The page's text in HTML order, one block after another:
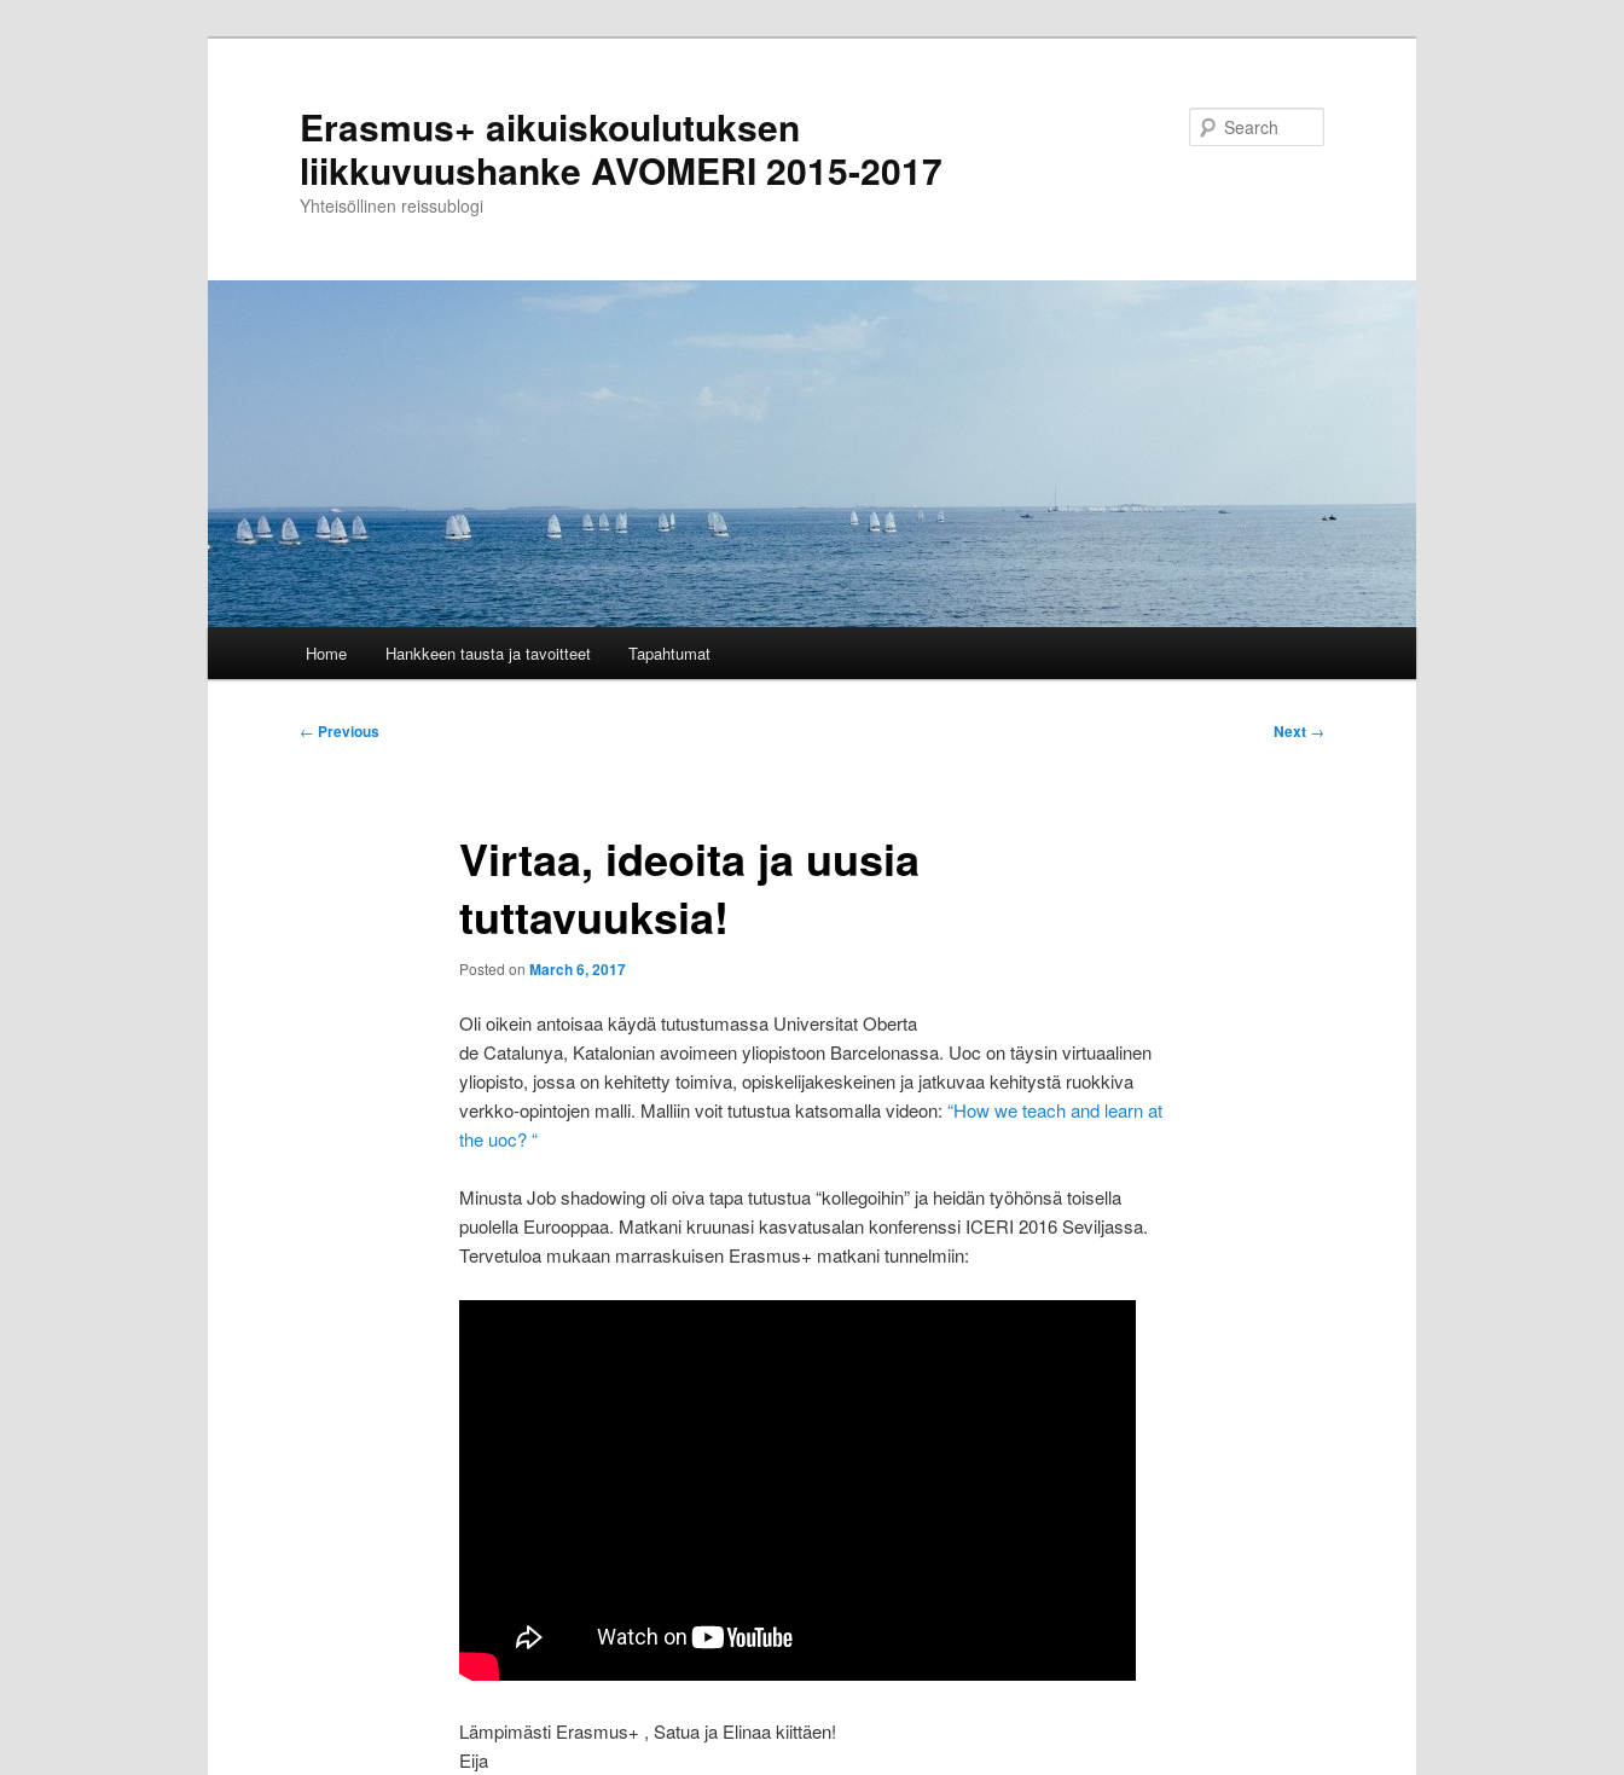
Erasmus+ aikuiskoulutuksen
liikkuvuushanke AVOMERI 2015-2017
Yhteisöllinen reissublogi
Home Hankkeen tausta ja tavoitteet Tapahtumat
Post
← Previous Next →
Virtaa, ideoita ja uusia
tuttavuuksia!
Posted on March 6, 2017
Oli oikein antoisaa käydä tutustumassa Universitat Oberta
de Catalunya, Katalonian avoimeen yliopistoon Barcelonassa. Uoc on täysin virtuaalinen
yliopisto, jossa on kehitetty toimiva, opiskelijakeskeinen ja jatkuvaa kehitystä ruokkiva
verkko-opintojen malli. Malliin voit tutustua katsomalla videon: “How we teach and learn at
the uoc? “
Minusta Job shadowing oli oiva tapa tutustua “kollegoihin” ja heidän työhönsä toisella
puolella Eurooppaa. Matkani kruunasi kasvatusalan konferenssi ICERI 2016 Seviljassa.
Tervetuloa mukaan marraskuisen Erasmus+ matkani tunnelmiin:
Lämpimästi Erasmus+ , Satua ja Elinaa kiittäen!
Eija